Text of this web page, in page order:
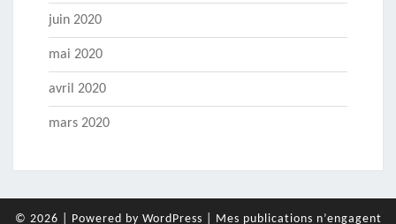
juin 2020
mai 2020
avril 2020
mars 2020
© 2026 Powered by WordPress Mes publications n’engagent